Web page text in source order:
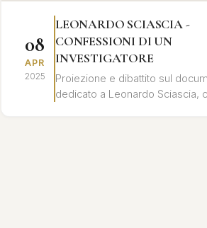
08
APR
2025
LEONARDO SCIASCIA -
CONFESSIONI DI UN
INVESTIGATORE
Proiezione e dibattito sul
dedicato a Leonardo Sciascia,